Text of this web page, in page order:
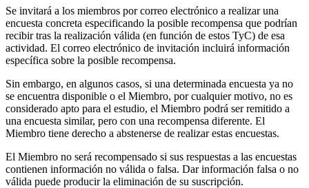
Se invitará a los miembros por correo electrónico a realizar una
encuesta concreta especificando la posible recompensa que podrían
recibir tras la realización válida (en función de estos TyC) de esa
actividad. El correo electrónico de invitación incluirá información
específica sobre la posible recompensa.
Sin embargo, en algunos casos, si una determinada encuesta ya no
se encuentra disponible o el Miembro, por cualquier motivo, no es
considerado apto para el estudio, el Miembro podrá ser remitido a
una encuesta similar, pero con una recompensa diferente. El
Miembro tiene derecho a abstenerse de realizar estas encuestas.
El Miembro no será recompensado si sus respuestas a las encuestas
contienen información no válida o falsa. Dar información falsa o no
válida puede producir la eliminación de su suscripción.